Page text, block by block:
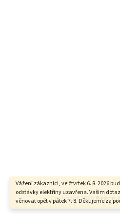
Vážení zákazníci, ve čtvrtek 6. 8. 2026
odstávky elektřiny uzavřena. Vašim
věnovat opět v pátek 7. 8. Děkujeme za
Copyright 2026